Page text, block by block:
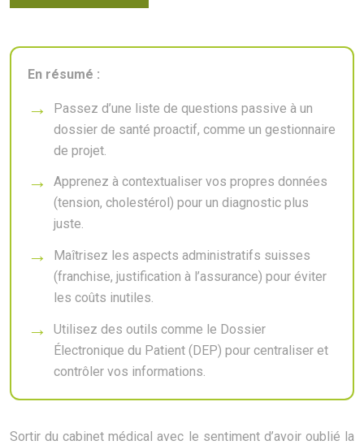
En résumé :
Passez d’une liste de questions passive à un
dossier de santé proactif, comme un gestionnaire
de projet.
Apprenez à contextualiser vos propres données
(tension, cholestérol) pour un diagnostic plus
juste.
Maîtrisez les aspects administratifs suisses
(franchise, justification à l’assurance) pour éviter
les coûts inutiles.
Utilisez des outils comme le Dossier
Électronique du Patient (DEP) pour centraliser et
contrôler vos informations.
Sortir du cabinet médical avec le sentiment d’avoir oublié la